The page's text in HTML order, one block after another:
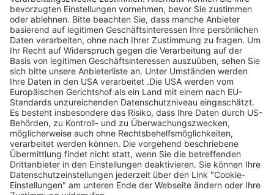
Website
Ladenpreis
Abgelaufene Angebote anzeigen Ohne Gebot
Abgelaufene Angebote anzeigen
Ohne Gebot